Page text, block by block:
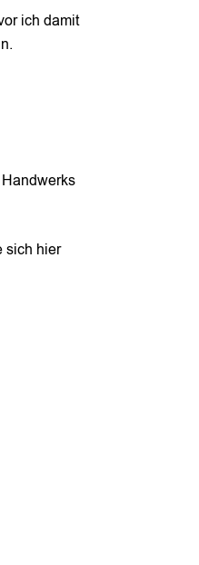
ich damit
sich hier